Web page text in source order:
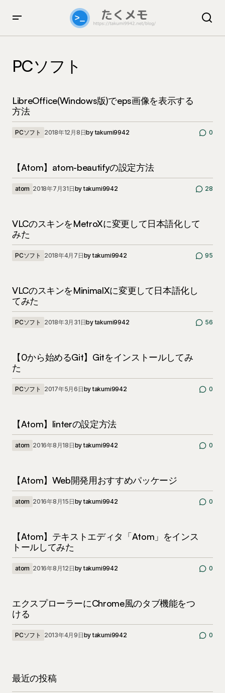
PCソフト
LibreOffice(Windows版)でeps画像を表示する
方法
PCソフト 2018年12月8日bytakumi9942 0
【Atom】atom-beautifyの設定方法
atom 2018年7月31日bytakumi9942 28
VLCのスキンをMetroXに変更して日本語化して
みた
PCソフト 2018年4月7日bytakumi9942 95
VLCのスキンをMinimalXに変更して日本語化し
てみた
PCソフト 2018年3月31日bytakumi9942 56
【0から始めるGit】Gitをインストールしてみ
た
PCソフト 2017年5月6日bytakumi9942 0
【Atom】linterの設定方法
atom 2016年8月18日bytakumi9942 0
【Atom】Web開発用おすすめパッケージ
atom 2016年8月15日bytakumi9942 0
【Atom】テキストエディタ「Atom」をインス
トールしてみた
atom 2016年8月12日bytakumi9942 0
エクスプローラーにChrome風のタブ機能をつ
ける
PCソフト 2013年4月9日bytakumi9942 0
最近の投稿